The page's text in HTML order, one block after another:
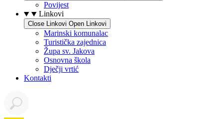
Povijest
Linkovi
Close Linkovi Open Linkovi
Marinski komunalac
Turistička zajednica
Župa sv. Jakova
Osnovna škola
Dječji vrtić
Kontakti